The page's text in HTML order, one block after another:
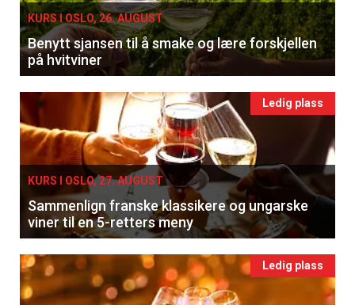
KURS I OSLO, 26. AUGUST
Benytt sjansen til å smake og lære forskjellen
på hvitviner
Ledig plass
KURS I OSLO, 27. AUGUST
Sammenlign franske klassikere og ungarske
viner til en 5-retters meny
Ledig plass